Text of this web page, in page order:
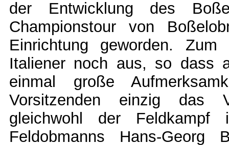
der Entwicklung des
Championstour von
Einrichtung geworden.
Italiener noch aus, so dass
einmal große
Vorsitzenden einzig das
gleichwohl der
Feldobmanns Hans-Georg